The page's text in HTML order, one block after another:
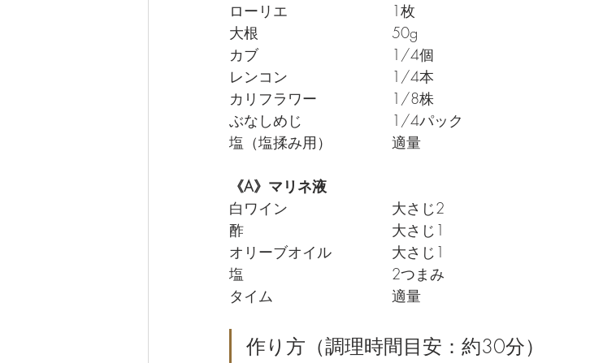
ローリエ　　　　		1枚
大根　　　　　　		50g
カブ　　　　　　		1/4個
レンコン　　　　		1/4本
カリフラワー　　		1/8株
ぶなしめじ　　　		1/4パック
塩（塩揉み用）　		適量
《A》マリネ液
白ワイン　　　　		大さじ2
酢　　　　　　　		大さじ1
オリーブオイル　		大さじ1
塩　　　　　　　		2つまみ
タイム　　　　　		適量
作り方（調理時間目安：約30分）